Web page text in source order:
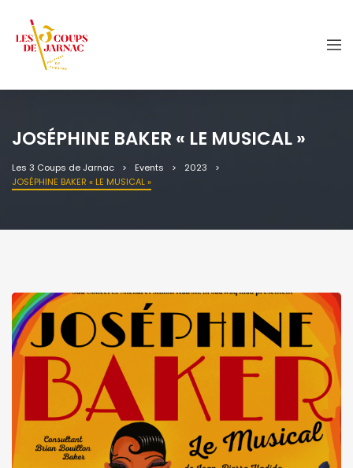
JOSÉPHINE BAKER « LE MUSICAL »
Les 3 Coups de Jarnac Events
2023
JOSÉPHINE BAKER « LE MUSICAL »